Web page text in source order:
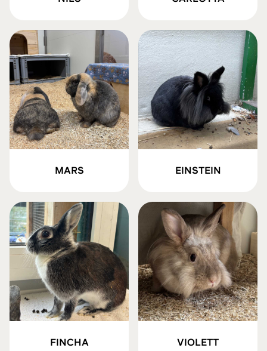
MARS EINSTEIN
FINCHA VIOLETT